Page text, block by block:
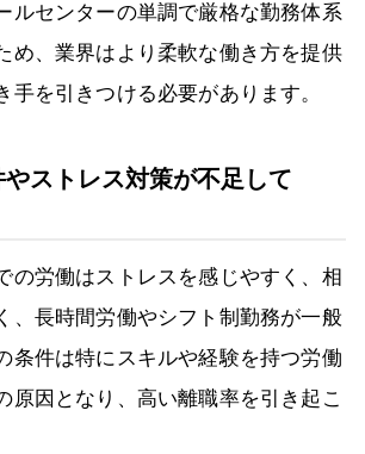
ルセンターの単調で厳格な勤務体系
め、業界はより柔軟な働き方を提供
手を引きつける必要があります。
ストレス対策が不足して
の労働はストレスを感じやすく、相
、長時間労働やシフト制勤務が一般
条件は特にスキルや経験を持つ労働
原因となり、高い離職率を引き起こ